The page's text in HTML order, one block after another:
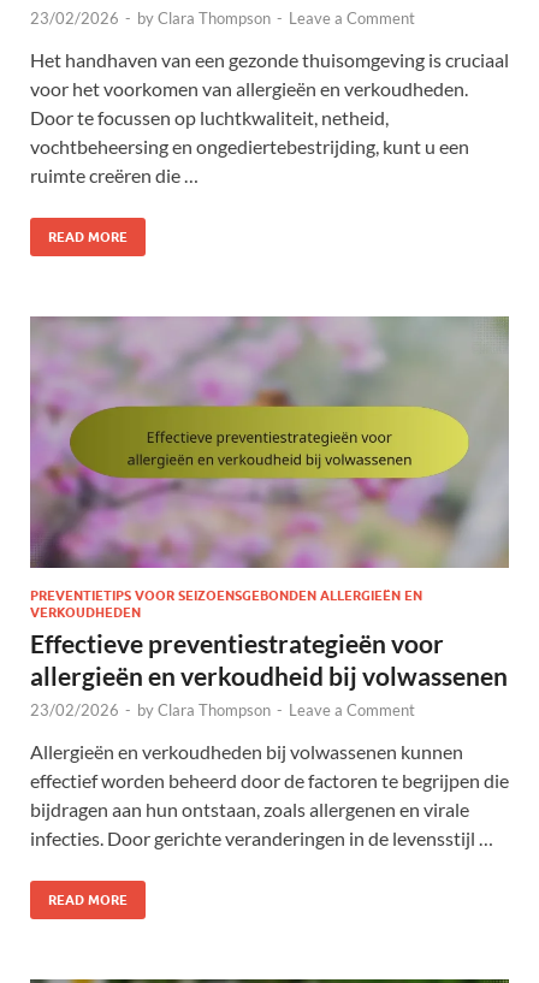
23/02/2026 - byClara Thompson - Leave a Comment
Het handhaven van een gezonde thuisomgeving is cruciaal
voor het voorkomen van allergieën en verkoudheden.
Door te focussen op luchtkwaliteit, netheid,
vochtbeheersing en ongediertebestrijding, kunt u een
ruimte creëren die …
READ MORE
PREVENTIETIPS VOOR SEIZOENSGEBONDEN ALLERGIEËN EN
VERKOUDHEDEN
Effectieve preventiestrategieën voor
allergieën en verkoudheid bij volwassenen
23/02/2026 - byClara Thompson - Leave a Comment
Allergieën en verkoudheden bij volwassenen kunnen
effectief worden beheerd door de factoren te begrijpen die
bijdragen aan hun ontstaan, zoals allergenen en virale
infecties. Door gerichte veranderingen in de levensstijl …
READ MORE